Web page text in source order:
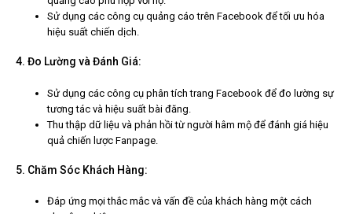
Sử dụng các công cụ quảng cáo trên Facebook để tối ưu hóa
hiệu suất chiến dịch.
4. Đo Lường và Đánh Giá:
Sử dụng các công cụ phân tích trang Facebook để đo lường sự
tương tác và hiệu suất bài đăng.
Thu thập dữ liệu và phản hồi từ người hâm mộ để đánh giá hiệu
quả chiến lược Fanpage.
5. Chăm Sóc Khách Hàng:
Đáp ứng mọi thắc mắc và vấn đề của khách hàng một cách